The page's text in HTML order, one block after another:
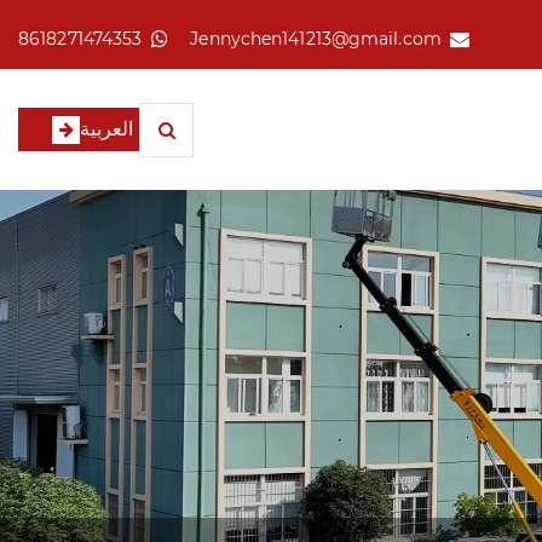
Jennychen141213@gmail.com
8618271474353
العربية